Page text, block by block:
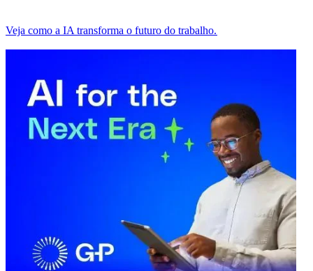
Veja como a IA transforma o futuro do trabalho.​​